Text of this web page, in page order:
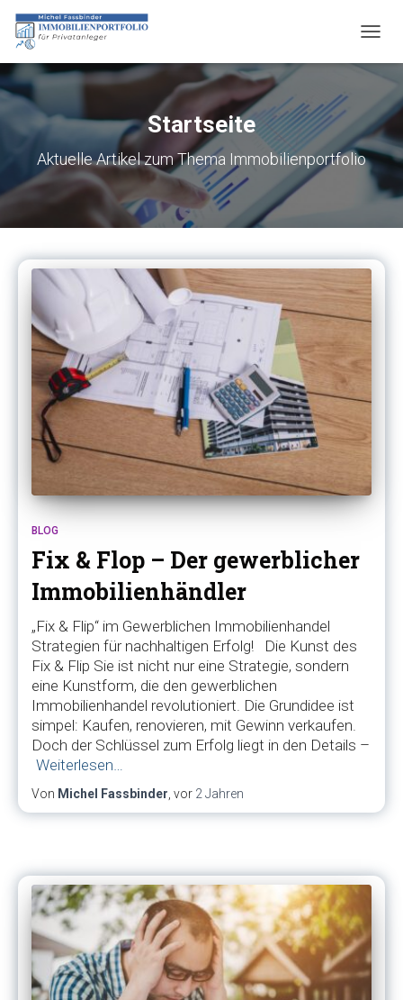
Startseite
Aktuelle Artikel zum Thema Immobilienportfolio
BLOG
Fix & Flop – Der gewerblicher
Immobilienhändler
„Fix & Flip“ im Gewerblichen Immobilienhandel
Strategien für nachhaltigen Erfolg! Die Kunst des
Fix & Flip Sie ist nicht nur eine Strategie, sondern
eine Kunstform, die den gewerblichen
Immobilienhandel revolutioniert. Die Grundidee ist
simpel: Kaufen, renovieren, mit Gewinn verkaufen.
Doch der Schlüssel zum Erfolg liegt in den Details –
Weiterlesen…
Von Michel Fassbinder , vor 2 Jahren